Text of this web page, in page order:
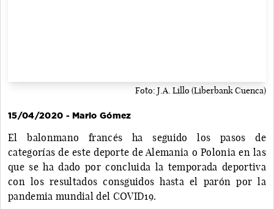
Foto: J.A. Lillo (Liberbank Cuenca)
15/04/2020 - Mario Gómez
El balonmano francés ha seguido los pasos de
categorías de este deporte de Alemania o Polonia en las
que se ha dado por concluida la temporada deportiva
con los resultados consguidos hasta el parón por la
pandemia mundial del COVID19.